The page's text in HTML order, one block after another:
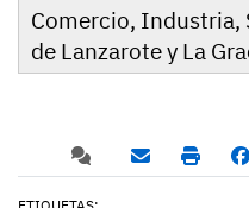
Comercio, Industria,
de Lanzarote y La